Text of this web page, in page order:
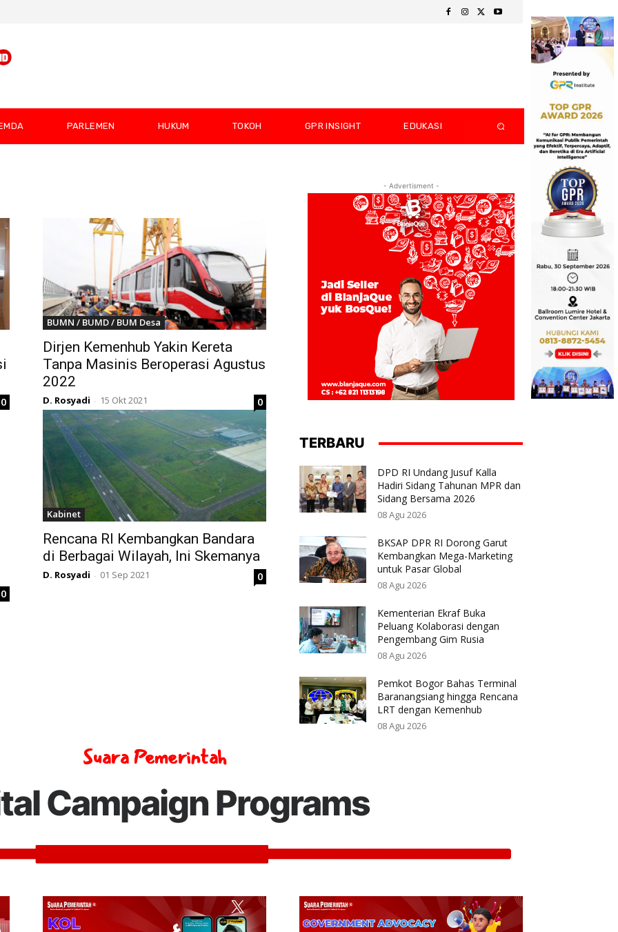
PARLEMEN HUKUM TOKOH GPR INSIGHT EDUKASI
0
BUMN / BUMD / BUM Desa
Dirjen Kemenhub Yakin Kereta
Tanpa Masinis Beroperasi Agustus
2022
D. Rosyadi - 15 Okt 2021 0
0
Kabinet
Rencana RI Kembangkan Bandara
di Berbagai Wilayah, Ini Skemanya
D. Rosyadi - 01 Sep 2021 0
- Advertisment -
TERBARU
DPD RI Undang Jusuf Kalla
Hadiri Sidang Tahunan MPR dan
Sidang Bersama 2026
08 Agu 2026
BKSAP DPR RI Dorong Garut
Kembangkan Mega-Marketing
untuk Pasar Global
08 Agu 2026
Kementerian Ekraf Buka
Peluang Kolaborasi dengan
Pengembang Gim Rusia
08 Agu 2026
Pemkot Bogor Bahas Terminal
Baranangsiang hingga Rencana
LRT dengan Kemenhub
08 Agu 2026
Suara Pemerintah
Campaign Programs